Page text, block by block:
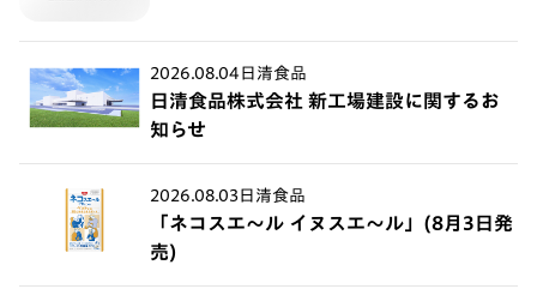
2026.08.04 日清食品
日清食品株式会社 新工場建設に関するお
知らせ
2026.08.03 日清食品
「ネコスエ～ル イヌスエ～ル」(8月3日発
売)